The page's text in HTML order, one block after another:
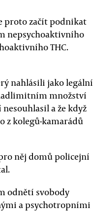
proto začít podnikat
nepsychoaktivního
THC.
nahlásili jako legální
množství
a že když
z kolegů-kamarádů
něj domů policejní
odnětí svobody
a psychotropními